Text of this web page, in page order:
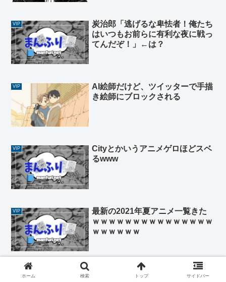
VIP
炭治郎「逃げるな卑怯者！俺たち
はいつもお前らに有利な夜に戦っ
てんだぞ！」←は？
VIP
AI絵師だけど、ツイッターで手描
き絵師にブロックされる
VIP
Cityとかいうアニメゲロほどスベ
るwww
VIP
最新の2021年夏アニメ一覧きた
ｗｗｗｗｗｗｗｗｗｗｗｗｗｗｗ
ｗｗｗｗｗｗ
ウマ娘とコラボしたソシャゲ、
ホーム 検索 トップ サイドバー